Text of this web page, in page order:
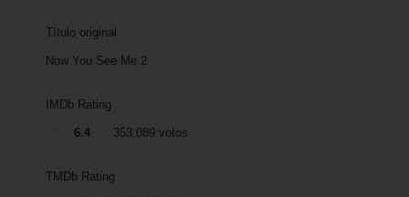
Título original
Now You See Me 2
IMDb Rating
6.4 353,089 votos
TMDb Rating